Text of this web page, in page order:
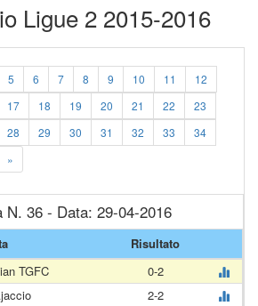
Ligue 2 2015-2016
5 6 7 8 9 10 11
12
17 18 19 20 21 22
23
28 29 30 31 32 33
34
»
N. 36 - Data: 29-04-2016
Risultato
TGFC
0-2
2-2